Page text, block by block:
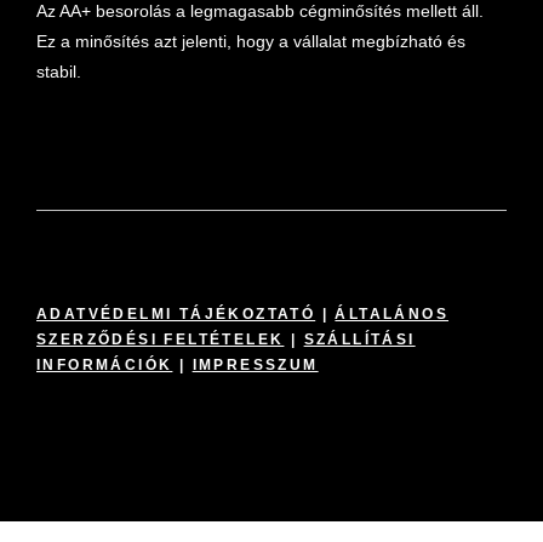
Az AA+ besorolás a legmagasabb cégminősítés mellett áll.
Ez a minősítés azt jelenti, hogy a vállalat megbízható és
stabil.
ADATVÉDELMI TÁJÉKOZTATÓ |ÁLTALÁNOS
SZERZŐDÉSI FELTÉTELEK
SZÁLLÍTÁSI
INFORMÁCIÓK
IMPRESSZUM